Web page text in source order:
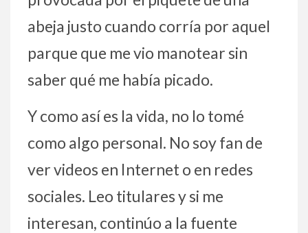
abeja justo cuando corría por aquel
parque que me vio manotear sin
saber qué me había picado.
Y como así es la vida, no lo tomé
como algo personal. No soy fan de
ver videos en Internet o en redes
sociales. Leo titulares y si me
interesan, continúo a la fuente